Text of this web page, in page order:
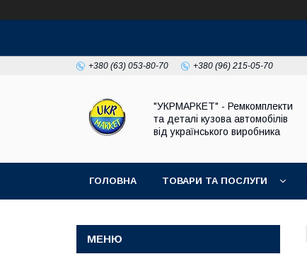
+380 (63) 053-80-70 +380 (96) 215-05-70
"УКРМАРКЕТ" - Ремкомплекти
та деталі кузова автомобілів
від українського виробника
ГОЛОВНА ТОВАРИ ТА ПОСЛУГИ